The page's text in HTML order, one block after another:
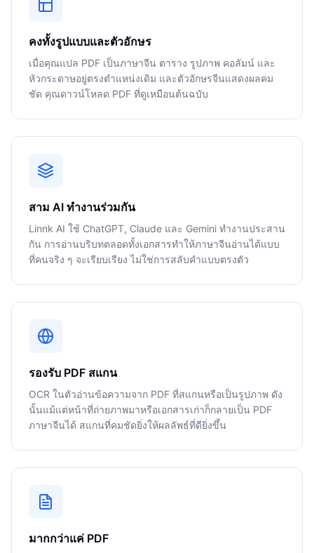
คงทั้งรูปแบบและตัวอักษร
เมื่อคุณแปล PDF เป็นภาษาจีน ตาราง รูปภาพ คอลัมน์ และ
หัวกระดาษอยู่ตรงตำแหน่งเดิม และตัวอักษรจีนแสดงผลคม
ชัด คุณดาวน์โหลด PDF ที่ดูเหมือนต้นฉบับ
สาม AI ทำงานร่วมกัน
Linnk AI ใช้ ChatGPT, Claude และ Gemini ทำงานประสาน
กัน การอ่านบริบทตลอดทั้งเอกสารทำให้ภาษาจีนอ่านได้แบบ
ที่คนจริง ๆ จะเรียบเรียง ไม่ใช่การสลับคำแบบตรงตัว
รองรับ PDF สแกน
OCR ในตัวอ่านข้อความจาก PDF ที่สแกนหรือเป็นรูปภาพ ดัง
นั้นแม้แต่หน้าที่ถ่ายภาพมาหรือเอกสารเก่าก็กลายเป็น PDF
ภาษาจีนได้ สแกนที่คมชัดยิ่งให้ผลลัพธ์ที่ดียิ่งขึ้น
มากกว่าแค่ PDF